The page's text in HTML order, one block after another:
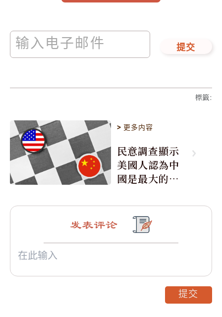
提交
標籤:
> 更多内容
民意調查顯示
美國人認為中
國是最大的敵
发表评论
提交